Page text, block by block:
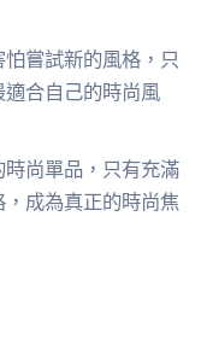
怕嘗試新的風格，只
合自己的時尚風
時尚單品，只有充滿
成為真正的時尚焦